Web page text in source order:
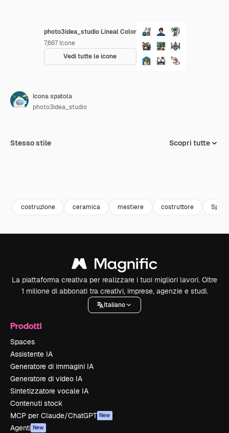
photo3idea_studio Lineal Color
7,667 Icone
Vedi tutte le icone
Icona spatola
photo3idea_studio
Stesso stile Scopri tutte
costruzione ceramica mestiere costruttore
La piattaforma creativa per realizzare i tuoi migliori lavori. Oltre
1 milione di abbonati tra creativi, imprese, agenzie e studi.
Italiano
Prodotti
Spaces
Assistente IA
Generatore di immagini IA
Generatore di video IA
Sintetizzatore vocale IA
Contenuti stock
MCP per Claude/ChatGPT New
Agenti New